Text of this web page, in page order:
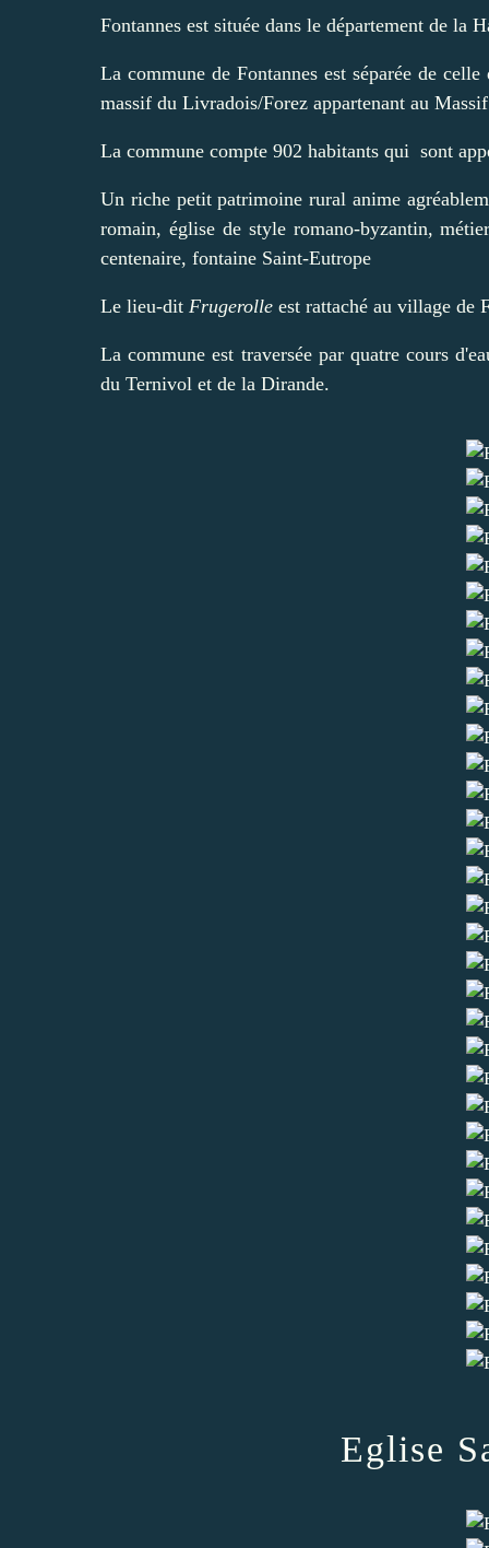
Fontannes est située dans le département de la
La commune de Fontannes est séparée de
massif du Livradois/Forez appartenant au
La commune compte 902 habitants qui sont
Un riche petit patrimoine rural anime
romain, église de style romano-byzantin,
centenaire, fontaine Saint-Eutrope
Le lieu-dit Frugerolle est rattaché au village de
La commune est traversée par quatre cours
du Ternivol et de la Dirande.
Eglise